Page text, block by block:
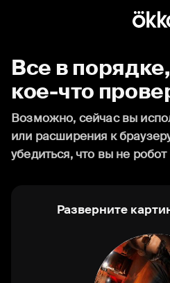
Все в
кое-что
Возможно, сейчас вы
или расширения к
убедиться, что вы не робот
Разверните